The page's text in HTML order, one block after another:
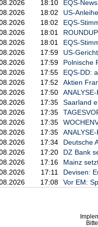
18:10
EQS-
18:02
US-
18:02
EQS-
18:01
18:01
EQS-
17:59
US-
17:59
Polnische
17:55
EQS-DD:
17:52
Aktien
17:50
17:35
Saarland
17:35
17:35
17:35
17:34
Deutsche
17:20
DZ Bank
17:16
Mainz
17:11
Devisen:
17:08 Vor EM: